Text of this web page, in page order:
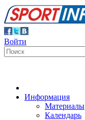
Войти
Информация
Материалы
Календарь